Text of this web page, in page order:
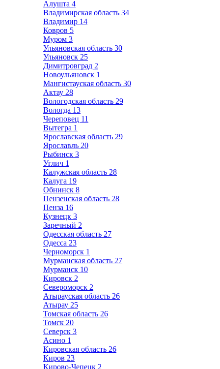
Алушта 4
Владимирская область 34
Владимир 14
Ковров 5
Муром 3
Ульяновская область 30
Ульяновск 25
Димитровград 2
Новоульяновск 1
Мангистауская область 30
Актау 28
Вологодская область 29
Вологда 13
Череповец 11
Вытегра 1
Ярославская область 29
Ярославль 20
Рыбинск 3
Углич 1
Калужская область 28
Калуга 19
Обнинск 8
Пензенская область 28
Пенза 16
Кузнецк 3
Заречный 2
Одесская область 27
Одесса 23
Черноморск 1
Мурманская область 27
Мурманск 10
Кировск 2
Североморск 2
Атырауская область 26
Атырау 25
Томская область 26
Томск 20
Северск 3
Асино 1
Кировская область 26
Киров 23
Кирово-Чепецк 2